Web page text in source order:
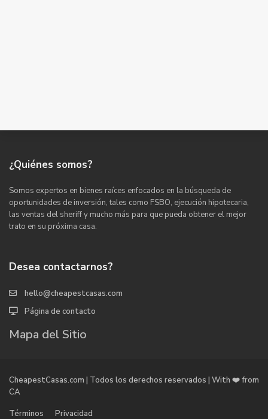
¿Quiénes somos?
Somos expertos en bienes raíces enfocados en la búsqueda de
oportunidades de inversión, tales como FSBO, ejecución hipotecaria,
las ventas del sheriff y mucho más para que pueda obtener el mejor
trato en su próxima casa.
Desea contactarnos?
hello@cheapestcasas.com
Página de contacto
Mapa del Sitio
CheapestCasas.com | Todos los derechos reservados | With ❤️ from
CA
Términos
Privacidad